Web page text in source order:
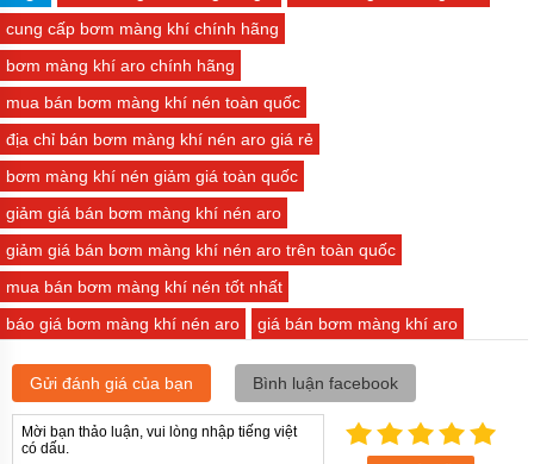
cung cấp bơm màng khí chính hãng
bơm màng khí aro chính hãng
mua bán bơm màng khí nén toàn quốc
địa chỉ bán bơm màng khí nén aro giá rẻ
bơm màng khí nén giảm giá toàn quốc
giảm giá bán bơm màng khí nén aro
giảm giá bán bơm màng khí nén aro trên toàn quốc
mua bán bơm màng khí nén tốt nhất
báo giá bơm màng khí nén aro
giá bán bơm màng khí aro
Gửi đánh giá của bạn Bình luận facebook